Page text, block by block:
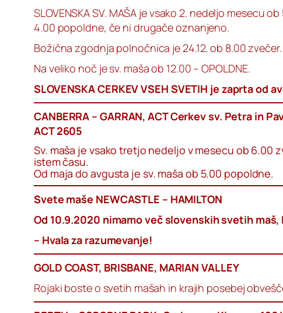
SLOVENSKA SV. MAŠA je vsako 2. nedeljo mesecu
4.00 popoldne, če ni drugače oznanjeno.
Božična zgodnja polnočnica je 24.12. ob 8.00 zvečer.
Na veliko noč je sv. maša ob 12.00 – OPOLDNE.
SLOVENSKA CERKEV VSEH SVETIH je zaprta od
CANBERRA – GARRAN, ACT Cerkev sv. Petra in
ACT 2605
Sv. maša je vsako tretjo nedeljo v mesecu ob 6.00
istem času.
Od maja do avgusta je sv. maša ob 5.00 popoldne.
Svete maše NEWCASTLE – HAMILTON
Od 10.9.2020 nimamo več slovenskih svetih
– Hvala za razumevanje!
GOLD COAST, BRISBANE, MARIAN VALLEY
Rojaki boste o svetih mašah in krajih posebej